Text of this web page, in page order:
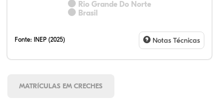
Rio Grande Do Norte
Brasil
Fonte: INEP (2025) Notas Técnicas
MATRÍCULAS EM CRECHES